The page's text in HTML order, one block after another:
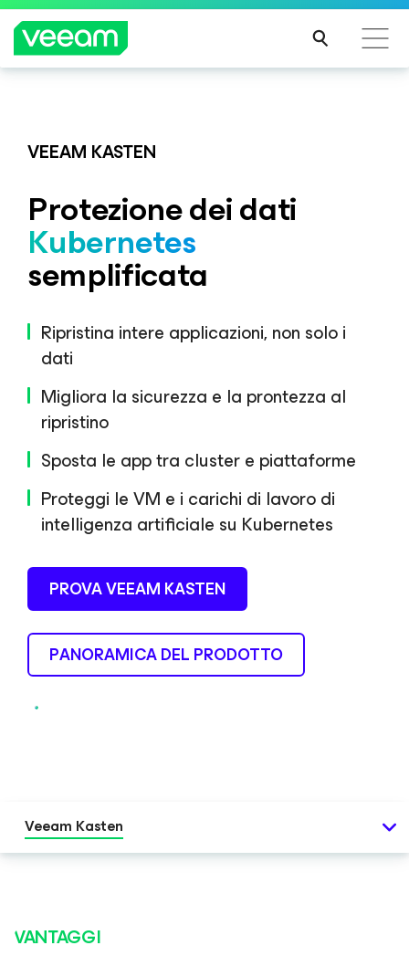
PER
RNE
DI
PIÙ
piattaforma. Controllo completo.
SCOPRI DI PIÙ
VEEAM KASTEN
Protezione dei dati
Kubernetes
semplificata
Ripristina intere applicazioni, non solo i
dati
Migliora la sicurezza e la prontezza al
ripristino
Sposta le app tra cluster e piattaforme
Proteggi le VM e i carichi di lavoro di
intelligenza artificiale su Kubernetes
PROVA VEEAM KASTEN
PANORAMICA DEL PRODOTTO
Veeam Kasten
VANTAGGI